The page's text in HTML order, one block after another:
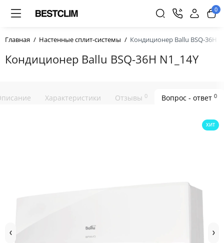
0
Главная Настенные сплит-системы Кондиционер Ballu BSQ-36H
Кондиционер Ballu BSQ-36H N1_14Y
Характеристики Отзывы 0 Вопрос - ответ 0
ХИТ